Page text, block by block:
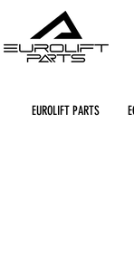
EUROLIFT PARTS